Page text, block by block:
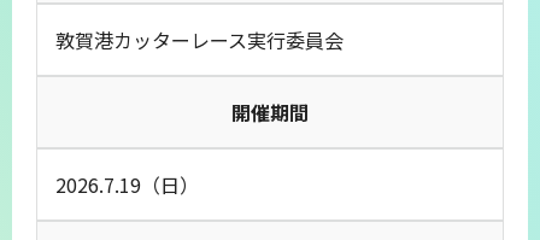
敦賀港カッターレース実行委員会
開催期間
2026.7.19（日）